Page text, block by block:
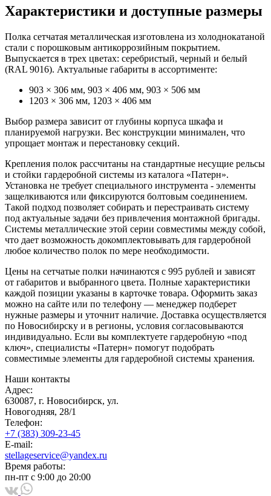
Характеристики и доступные размеры
Полка сетчатая металлическая изготовлена из холоднокатаной
стали с порошковым антикоррозийным покрытием.
Выпускается в трех цветах: серебристый, черный и белый
(RAL 9016). Актуальные габариты в ассортименте:
903 × 306 мм, 903 × 406 мм, 903 × 506 мм
1203 × 306 мм, 1203 × 406 мм
Выбор размера зависит от глубины корпуса шкафа и
планируемой нагрузки. Вес конструкции минимален, что
упрощает монтаж и перестановку секций.
Крепления полок рассчитаны на стандартные несущие рельсы
и стойки гардеробной системы из каталога «Патерн».
Установка не требует специального инструмента - элементы
защелкиваются или фиксируются болтовым соединением.
Такой подход позволяет собирать и перестраивать систему
под актуальные задачи без привлечения монтажной бригады.
Системы металлические этой серии совместимы между собой,
что дает возможность докомплектовывать для гардеробной
любое количество полок по мере необходимости.
Цены на сетчатые полки начинаются с 995 рублей и зависят
от габаритов и выбранного цвета. Полные характеристики
каждой позиции указаны в карточке товара. Оформить заказ
можно на сайте или по телефону — менеджер подберет
нужные размеры и уточнит наличие. Доставка осуществляется
по Новосибирску и в регионы, условия согласовываются
индивидуально. Если вы комплектуете гардеробную «под
ключ», специалисты «Патерн» помогут подобрать
совместимые элементы для гардеробной системы хранения.
Наши контакты
Адрес:
630087, г. Новосибирск, ул.
Новогодняя, 28/1
Телефон:
+7 (383) 309-23-45
E-mail:
stellageservice@yandex.ru
Время работы:
пн-пт с 9:00 до 20:00